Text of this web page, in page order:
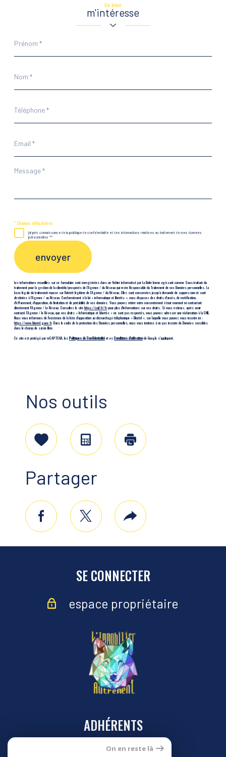
Ce bien
m'intéresse
*
*
*
*
Message
* Champs obligatoires
j'ai pris connaissance de la politique de confidentialité et des informations relatives au traitement de mes données
personnelles **
envoyer
Les informations recueillies sur ce formulaire sont enregistrées dans un fichier informatisé par La Boite Immo agissant comme Sous-traitant du
traitement pour la gestion de la clientèle/prospects de l'Agence / du Réseau qui reste Responsable du Traitement de vos Données personnelles. La
base légale du traitement repose sur l'intérêt légitime de l'Agence / du Réseau. Elles sont conservées jusqu'à demande de suppression et sont
destinées à l'Agence / au Réseau. Conformément à la loi « informatique et libertés », vous disposez des droits d’accès, de rectification,
d’effacement, d’opposition, de limitation et de portabilité de vos données. Vous pouvez retirer votre consentement à tout moment en contactant
directement l’Agence / Le Réseau. Consultez le site https://cnil.fr/fr pour plus d’informations sur vos droits. Si vous estimez, après avoir
contacté l'Agence / le Réseau, que vos droits « Informatique et Libertés » ne sont pas respectés, vous pouvez adresser une réclamation à la CNIL.
Nous vous informons de l’existence de la liste d'opposition au démarchage téléphonique « Bloctel », sur laquelle vous pouvez vous inscrire ici :
https://www.bloctel.gouv.fr. Dans le cadre de la protection des Données personnelles, nous vous invitons à ne pas inscrire de Données sensibles
dans le champ de saisie libre.
Ce site est protégé par reCAPTCHA, les Politiques de Confidentialité et es Conditions d'utilisationde Google s'appliquent.
Nos outils
SélectionnerCalculatriceImprimer
Partager
facebooktwitter Plus
de
partage
SE CONNECTER
espace propriétaire
ADHÉRENTS
On en reste là